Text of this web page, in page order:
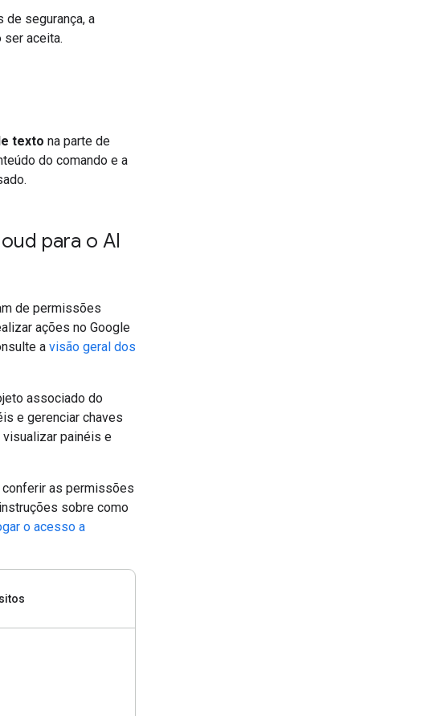
de segurança, a
ser aceita.
texto na parte de
do comando e a
para o AI
de permissões
ações no Google
a visão geral dos
associado do
e gerenciar chaves
visualizar painéis e
conferir as permissões
sobre como
o acesso a